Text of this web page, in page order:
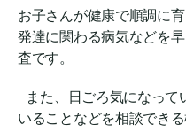
お子さんが健康で順調に
発達に関わる病気などを
査です。
また、日ごろ気になって
いることなどを相談できる